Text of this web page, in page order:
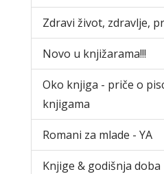
Zdravi život, zdravlje,
Novo u knjižarama!!!
Oko knjiga - priče o
knjigama
Romani za mlade - YA
Knjige & godišnja doba